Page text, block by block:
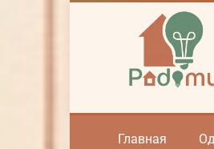
Главная